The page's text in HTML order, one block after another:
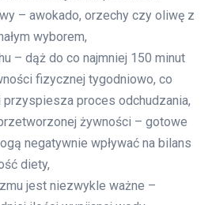
– awokado, orzechy czy oliwę z
wyborem,
– dąż do co najmniej 150 minut
fizycznej tygodniowo, co
przyspiesza proces odchudzania,
żywności – gotowe
negatywnie wpływać na bilans
diety,
jest niezwykle ważne –